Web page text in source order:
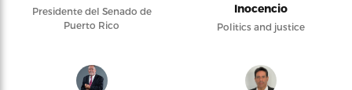
Presidente del Senado de
Puerto Rico
Inocencio
Politics and justice